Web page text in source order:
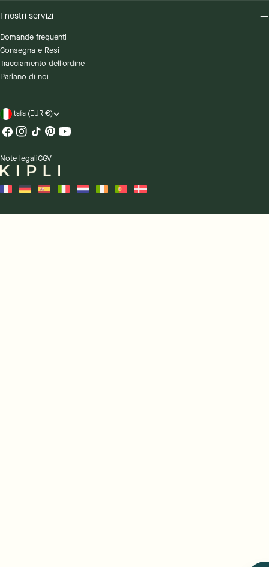
I nostri servizi
Domande frequenti
Consegna e Resi
Tracciamento dell'ordine
Parlano di noi
Paese/regione
Italia (EUR €)
Facebook
Instagram
Tic
PinterestYoutube
Note legaliCGV